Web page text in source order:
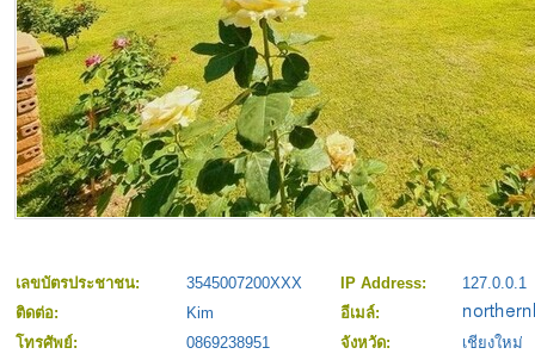
เลขบัตรประชาชน: 3545007200XXX IP Address:
127.0.0.1
ติดต่อ:
Kim
อีเมล์:
โทรศัพย์:
0869238951 จังหวัด:
เชียงใหม่